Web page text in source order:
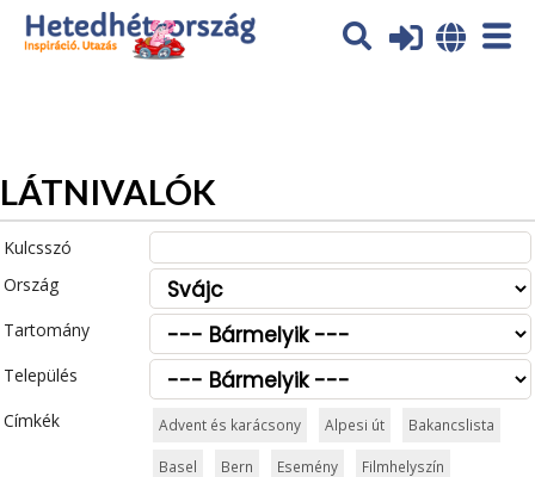
Az oldal sütiket (cookies) használ. További tájékoztatás itt:
Adatvédelmi tájékoztató
LÁTNIVALÓK
Kulcsszó
Ország
Tartomány
Település
Címkék
Advent és karácsony Alpesi út Bakancslista
Basel Bern Esemény Filmhelyszín